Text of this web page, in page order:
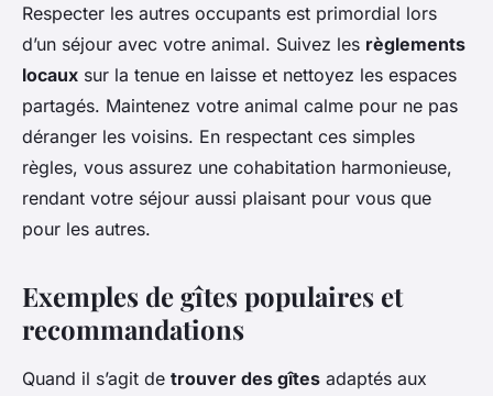
Respecter les autres occupants est primordial lors
d’un séjour avec votre animal. Suivez les règlements
locaux sur la tenue en laisse et nettoyez les espaces
partagés. Maintenez votre animal calme pour ne pas
déranger les voisins. En respectant ces simples
règles, vous assurez une cohabitation harmonieuse,
rendant votre séjour aussi plaisant pour vous que
pour les autres.
Exemples de gîtes populaires et
recommandations
Quand il s’agit de trouver des gîtes adaptés aux